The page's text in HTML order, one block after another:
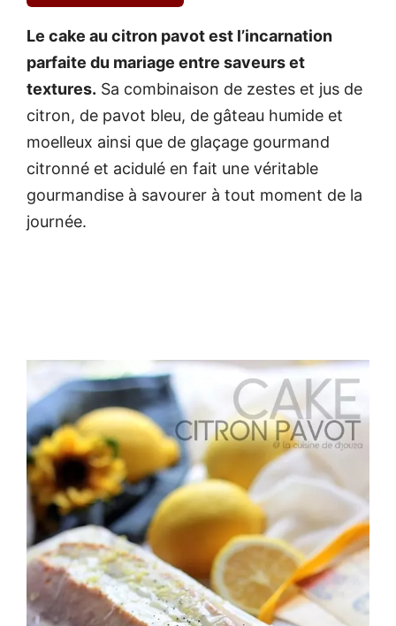
Le cake au citron pavot est l’incarnation
parfaite du mariage entre saveurs et
textures. Sa combinaison de zestes et jus de
citron, de pavot bleu, de gâteau humide et
moelleux ainsi que de glaçage gourmand
citronné et acidulé en fait une véritable
gourmandise à savourer à tout moment de la
journée.